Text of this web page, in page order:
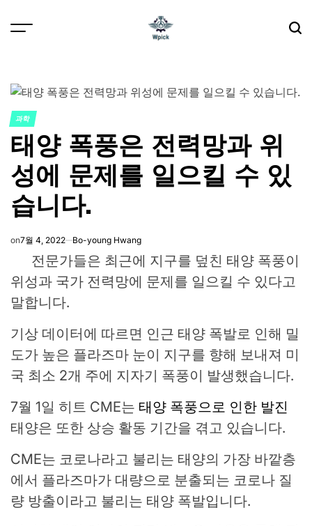
POSTED
IN
과학
태양 폭풍은 전력망과 위
성에 문제를 일으킬 수 있
습니다.
on7월 4, 2022 Bo-young Hwang
전문가들은 최근에 지구를 덮친 태양 폭풍이
위성과 국가 전력망에 문제를 일으킬 수 있다고
말합니다.
기상 데이터에 따르면 인근 태양 폭발로 인해 밀
도가 높은 플라즈마 눈이 지구를 향해 보내져 미
국 최소 2개 주에 지자기 폭풍이 발생했습니다.
7월 1일 히트 CME는 태양 폭풍으로 인한 발진
태양은 또한 상승 활동 기간을 겪고 있습니다.
CME는 코로나라고 불리는 태양의 가장 바깥층
에서 플라즈마가 대량으로 분출되는 코로나 질
량 방출이라고 불리는 태양 폭발입니다.